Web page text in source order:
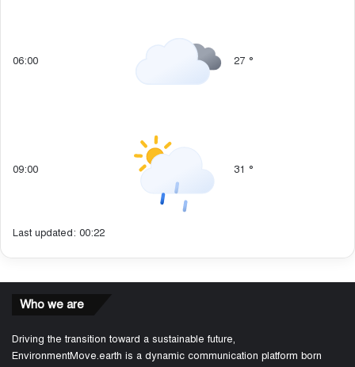
06:00 27 °
09:00 31 °
Last updated: 00:22
Who we are
Driving the transition toward a sustainable future,
EnvironmentMove.earth is a dynamic communication platform born